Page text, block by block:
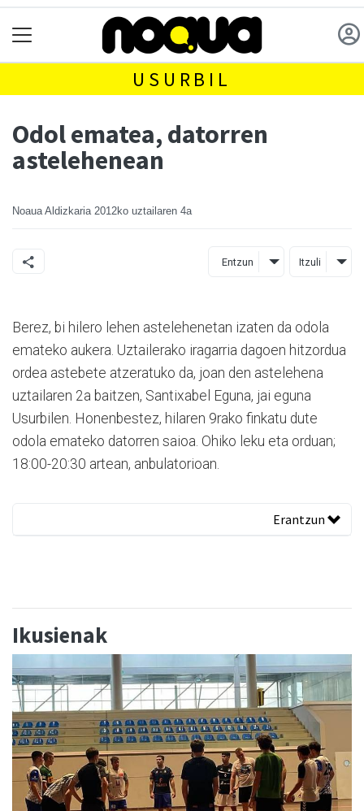
USURBIL
Odol ematea, datorren
astelehenean
Noaua Aldizkaria 2012ko uztailaren 4a
Entzun Itzuli
Berez, bi hilero lehen astelehenetan izaten da odola
emateko aukera. Uztailerako iragarria dagoen hitzordua
ordea astebete atzeratuko da, joan den astelehena
uztailaren 2a baitzen, Santixabel Eguna, jai eguna
Usurbilen. Honenbestez, hilaren 9rako finkatu dute
odola emateko datorren saioa. Ohiko leku eta orduan;
18:00-20:30 artean, anbulatorioan.
Erantzun
Ikusienak